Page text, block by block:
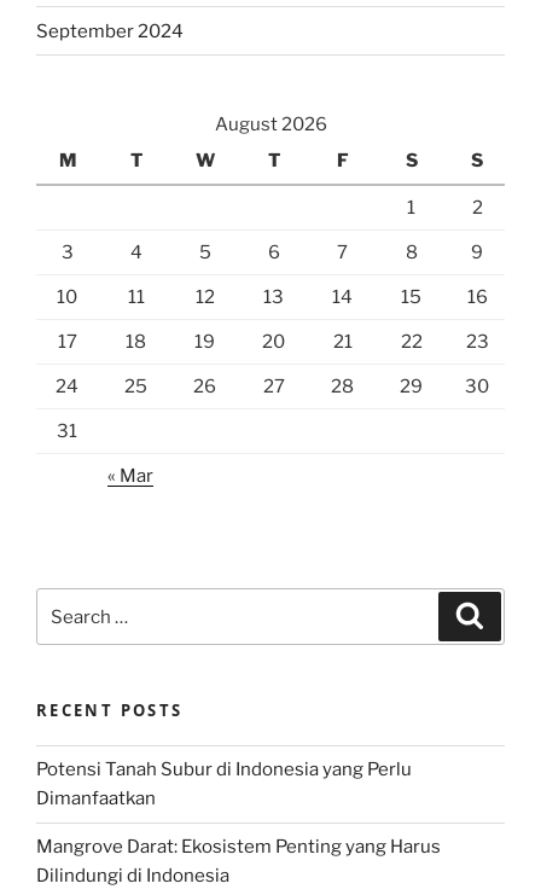
September 2024
August 2026
M
T W T F S S
1 2
3 4 5 6 7 8 9
10 11 12 13 14 15 16
17 18 19 20 21 22 23
24 25 26 27 28 29 30
31
« Mar
for:
RECENT POSTS
Potensi Tanah Subur di Indonesia yang Perlu
Dimanfaatkan
Mangrove Darat: Ekosistem Penting yang Harus
Dilindungi di Indonesia